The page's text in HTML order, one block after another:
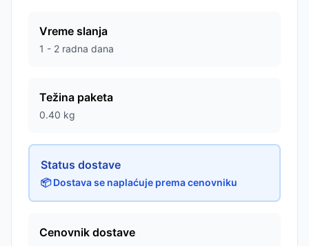
Vreme slanja
1 - 2 radna dana
Težina paketa
0.40 kg
Status dostave
📦 Dostava se naplaćuje prema cenovniku
Cenovnik dostave